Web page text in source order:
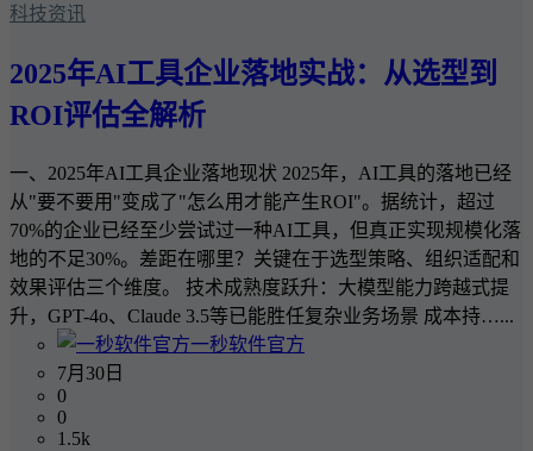
科技资讯
2025年AI工具企业落地实战：从选型到
ROI评估全解析
一、2025年AI工具企业落地现状 2025年，AI工具的落地已经
从"要不要用"变成了"怎么用才能产生ROI"。据统计，超过
70%的企业已经至少尝试过一种AI工具，但真正实现规模化落
地的不足30%。差距在哪里？关键在于选型策略、组织适配和
效果评估三个维度。 技术成熟度跃升：大模型能力跨越式提
升，GPT-4o、Claude 3.5等已能胜任复杂业务场景 成本持…...
一秒软件官方
7月30日
0
0
1.5k